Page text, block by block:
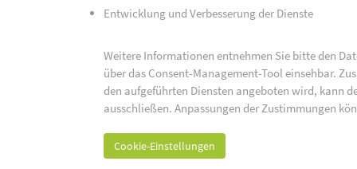
Entwicklung und Verbesserung der Dienste
Weitere Informationen entnehmen Sie bitte den
über das Consent-Management-Tool einsehbar.
den aufgeführten Diensten angeboten wird, kann
ausschließen. Anpassungen der Zustimmungen
Cookie-Einstellungen